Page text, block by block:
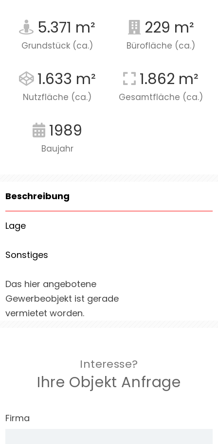
5.371 m²
Grundstück (ca.)
229 m²
Bürofläche (ca.)
1.633 m²
Nutzfläche (ca.)
1.862 m²
Gesamtfläche (ca.)
1989
Baujahr
Beschreibung
Lage
Sonstiges
Das hier angebotene
Gewerbeobjekt ist gerade
vermietet worden.
Interesse?
Ihre Objekt Anfrage
Firma